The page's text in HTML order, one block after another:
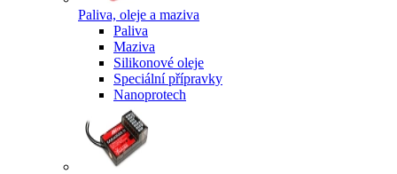
Paliva, oleje a maziva
Paliva
Maziva
Silikonové oleje
Speciální přípravky
Nanoprotech